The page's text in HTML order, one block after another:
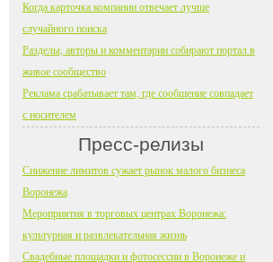
Когда карточка компании отвечает лучше
случайного поиска
Разделы, авторы и комментарии собирают портал в
живое сообщество
Реклама срабатывает там, где сообщение совпадает
с носителем
Пресс-релизы
Снижение лимитов сужает рынок малого бизнеса
Воронежа
Мероприятия в торговых центрах Воронежа:
культурная и развлекательная жизнь
Свадебные площадки и фотосессии в Воронеже и